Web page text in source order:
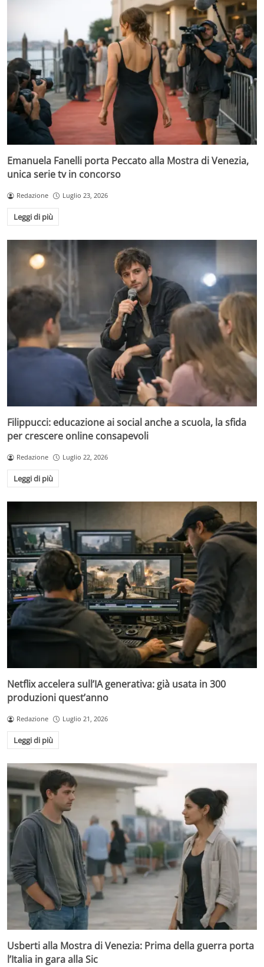
Emanuela Fanelli porta Peccato alla Mostra di Venezia,
unica serie tv in concorso
Redazione Luglio 23, 2026
Leggi di più
Filippucci: educazione ai social anche a scuola, la sfida
per crescere online consapevoli
Redazione Luglio 22, 2026
Leggi di più
Netflix accelera sull’IA generativa: già usata in 300
produzioni quest’anno
Redazione Luglio 21, 2026
Leggi di più
Usberti alla Mostra di Venezia: Prima della guerra porta
l’Italia in gara alla Sic